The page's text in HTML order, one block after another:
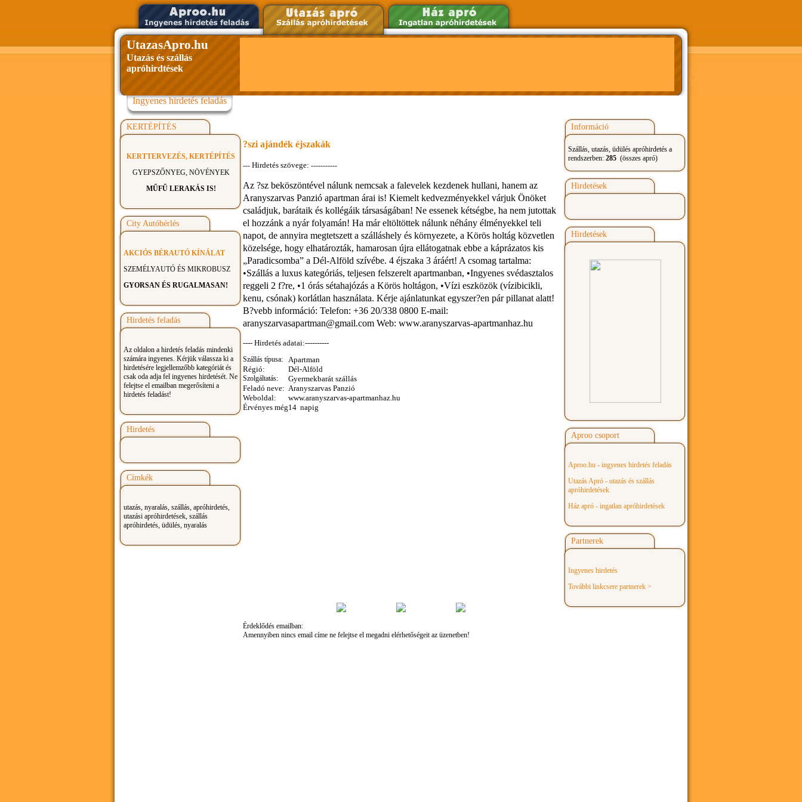
UtazasApro.hu
Utazás és szállás
apróhirdtések
Ingyenes hirdetés feladás
KERTÉPÍTÉS
KERTTERVEZÉS, KERTÉPÍTÉS
GYEPSZŐNYEG, NÖVÉNYEK
MŰFŰ LERAKÁS IS!
City Autóbérlés
AKCIÓS BÉRAUTÓ KÍNÁLAT
SZEMÉLYAUTÓ ÉS MIKROBUSZ
GYORSAN ÉS RUGALMASAN!
Hirdetés feladás
Az oldalon a hirdetés feladás mindenki
számára ingyenes. Kérjük válassza ki a
hirdetésére legjellemzőbb kategóriát és
csak oda adja fel ingyenes hirdetését. Ne
felejtse el emailban megerősíteni a
hirdetés feladást!
Hirdetés
Címkék
utazás, nyaralás, szállás, apróhirdetés,
utazási apróhirdetések, szállás
apróhirdetés, üdülés, nyaralás
?szi ajándék éjszakák
--- Hirdetés szövege: -----------
Az ?sz beköszöntével nálunk nemcsak a falevelek kezdenek hullani, hanem az
Aranyszarvas Panzió apartman árai is! Kiemelt kedvezményekkel várjuk Önöket
családjuk, barátaik és kollégáik társaságában! Ne essenek kétségbe, ha nem jutottak
el hozzánk a nyár folyamán! Ha már eltöltöttek nálunk néhány élményekkel teli
napot, de annyira megtetszett a szálláshely és környezete, a Körös holtág közvetlen
közelsége, hogy elhatározták, hamarosan újra ellátogatnak ebbe a káprázatos kis
„Paradicsomba” a Dél-Alföld szívébe. 4 éjszaka 3 áráért! A csomag tartalma:
•Szállás a luxus kategóriás, teljesen felszerelt apartmanban, •Ingyenes svédasztalos
reggeli 2 f?re, •1 órás sétahajózás a Körös holtágon, •Vízi eszközök (vízibicikli,
kenu, csónak) korlátlan használata. Kérje ajánlatunkat egyszer?en pár pillanat alatt!
B?vebb információ: Telefon: +36 20/338 0800 E-mail:
aranyszarvasapartman@gmail.com Web: www.aranyszarvas-apartmanhaz.hu
---- Hirdetés adatai:----------
Szállás típusa:
Apartman
Régió:
Dél-Alföld
Szolgáltatás:
Gyermekbarát szállás
Feladó neve: Aranyszarvas Panzió
Weboldal:
www.aranyszarvas-apartmanhaz.hu
Érvényes még14 napig
Érdeklődés emailban:
Amennyiben nincs email címe ne felejtse el megadni elérhetőségeit az üzenetben!
Információ
Szállás, utazás, üdülés apróhirdetés a
rendszerben: 285 (összes apró)
Hirdetések
Hirdetések
Aproo csoport
Aproo.hu - ingyenes hirdetés feladás
Utazás Apró - utazás és szállás
apróhirdetések
Ház apró - ingatlan apróhirdetések
Partnerek
Ingyenes hirdetés
További linkcsere partnerek >